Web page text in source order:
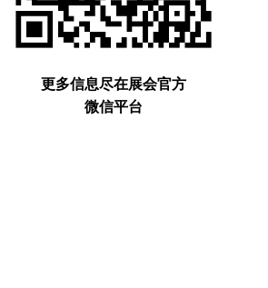
更多信息尽在展会官方
微信平台